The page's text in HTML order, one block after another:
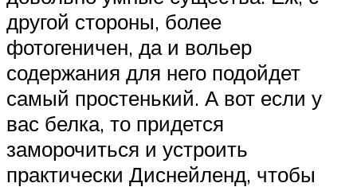
другой стороны, более
фотогеничен, да и вольер
содержания для него подойдет
самый простенький. А вот если у
вас белка, то придется
заморочиться и устроить
практически Диснейленд, чтобы